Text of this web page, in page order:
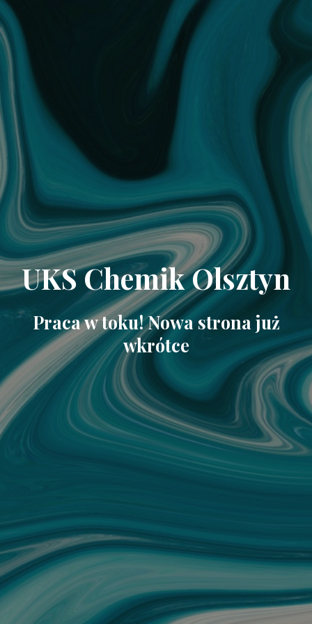
UKS Chemik Olsztyn
Praca w toku! Nowa strona już
wkrótce